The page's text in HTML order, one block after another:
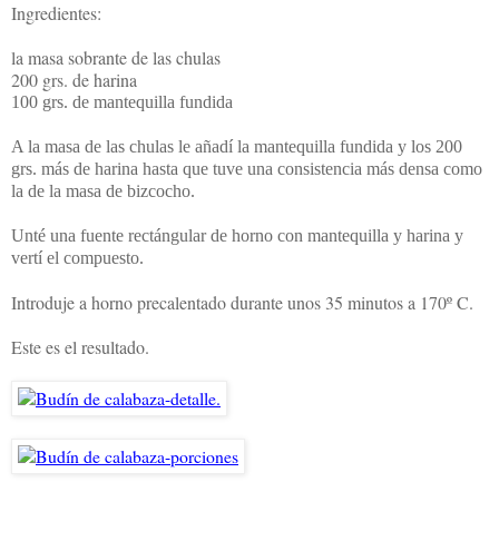
Ingredientes:
la masa sobrante de las chulas
200 grs. de harina
100 grs. de mantequilla fundida
A la masa de las chulas le añadí la mantequilla fundida y los 200
grs. más de harina hasta que tuve una consistencia más densa como
la de la masa de bizcocho.
Unté una fuente rectángular de horno con mantequilla y harina y
vertí el compuesto.
Introduje a horno precalentado durante unos 35 minutos a 170º C.
Este es el resultado.